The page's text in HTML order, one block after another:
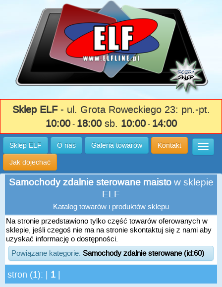
Sklep ELF- ul. Grota Roweckiego 23: pn.-pt.
10:00- 18:00sb. 10:00- 14:00
Sklep ELF O nas Galeria towarów Kontakt
Jak dojechać
Samochody zdalnie sterowane maistow sklepie
ELF
Katalog towarów i produktów sklepu
Na stronie przedstawiono tylko część towarów oferowanych w
sklepie, jeśli czegoś nie ma na stronie skontaktuj się z nami aby
uzyskać informację o dostępności.
Powiązane kategorie: Samochody zdalnie sterowane (id:60)
stron (1): | 1